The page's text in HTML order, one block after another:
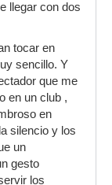
llegar con dos
tocar en
sencillo. Y
que me
en un club ,
en
silencio y los
un
gesto
los